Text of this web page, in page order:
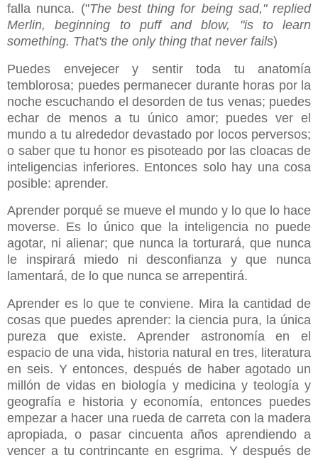
falla nunca. ("The best thing for being sad," replied
Merlin, beginning to puff and blow, "is to learn
something. That's the only thing that never fails)
Puedes envejecer y sentir toda tu anatomía
temblorosa; puedes permanecer durante horas por la
noche escuchando el desorden de tus venas; puedes
echar de menos a tu único amor; puedes ver el
mundo a tu alrededor devastado por locos perversos;
o saber que tu honor es pisoteado por las cloacas de
inteligencias inferiores. Entonces solo hay una cosa
posible: aprender.
Aprender porqué se mueve el mundo y lo que lo hace
moverse. Es lo único que la inteligencia no puede
agotar, ni alienar; que nunca la torturará, que nunca
le inspirará miedo ni desconfianza y que nunca
lamentará, de lo que nunca se arrepentirá.
Aprender es lo que te conviene. Mira la cantidad de
cosas que puedes aprender: la ciencia pura, la única
pureza que existe. Aprender astronomía en el
espacio de una vida, historia natural en tres, literatura
en seis. Y entonces, después de haber agotado un
millón de vidas en biología y medicina y teología y
geografía e historia y economía, entonces puedes
empezar a hacer una rueda de carreta con la madera
apropiada, o pasar cincuenta años aprendiendo a
vencer a tu contrincante en esgrima. Y después de